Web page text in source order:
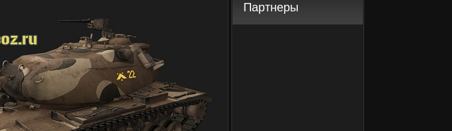
Партнеры